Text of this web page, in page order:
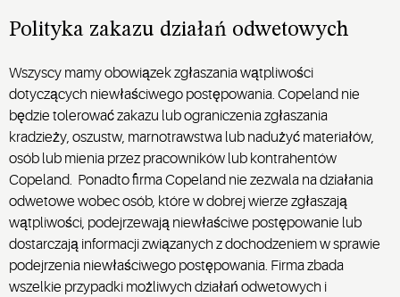
Polityka zakazu działań odwetowych
Wszyscy mamy obowiązek zgłaszania wątpliwości
dotyczących niewłaściwego postępowania. Copeland nie
będzie tolerować zakazu lub ograniczenia zgłaszania
kradzieży, oszustw, marnotrawstwa lub nadużyć materiałów,
osób lub mienia przez pracowników lub kontrahentów
Copeland. Ponadto firma Copeland nie zezwala na działania
odwetowe wobec osób, które w dobrej wierze zgłaszają
wątpliwości, podejrzewają niewłaściwe postępowanie lub
dostarczają informacji związanych z dochodzeniem w sprawie
podejrzenia niewłaściwego postępowania. Firma zbada
wszelkie przypadki możliwych działań odwetowych i